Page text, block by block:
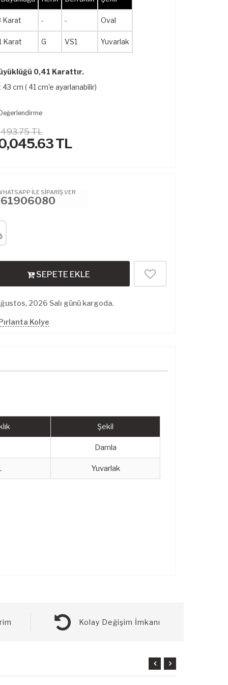
Karat - - Oval
Karat G VS1 Yuvarlak
0,41 Karattır.
cm ( 41 cm'e ayarlanabilir)
Değerlendirme
TL
TL
İLE SİPARİŞ VER
SEPETE EKLE
2026 Salı günü kargoda.
Kolye
Şekil
Damla
Yuvarlak
Kolay Değişim İmkanı